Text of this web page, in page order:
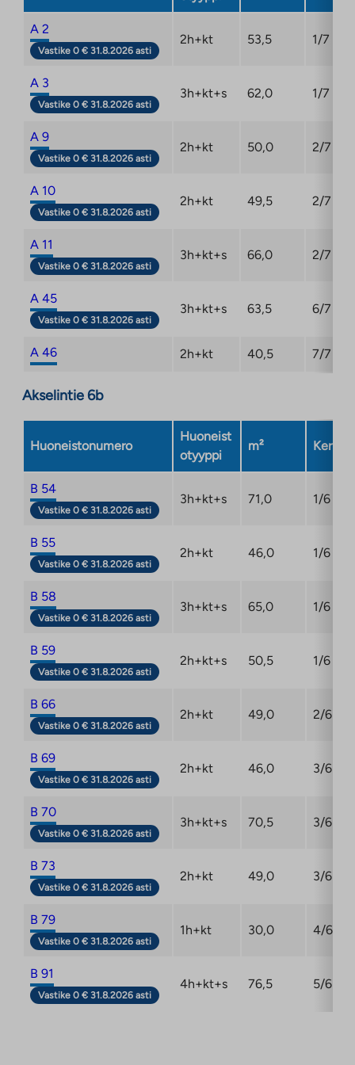
A 2
Vastike 0 € 31.8.2026 asti
2h+kt 53,5 1/7
A 3
Vastike 0 € 31.8.2026 asti
3h+kt+s 62,0 1/7
A 9
Vastike 0 € 31.8.2026 asti
2h+kt 50,0 2/7
A 10
Vastike 0 € 31.8.2026 asti
2h+kt 49,5 2/7
A 11
Vastike 0 € 31.8.2026 asti
3h+kt+s 66,0 2/7
A 45
Vastike 0 € 31.8.2026 asti
3h+kt+s 63,5 6/7
A 46 2h+kt 40,5 7/7
Akselintie 6b
Huoneistonumero
Huoneist
otyyppi
m² Kerros
B 54
Vastike 0 € 31.8.2026 asti
3h+kt+s 71,0 1/6
B 55
Vastike 0 € 31.8.2026 asti
2h+kt 46,0 1/6
B 58
Vastike 0 € 31.8.2026 asti
3h+kt+s 65,0 1/6
B 59
Vastike 0 € 31.8.2026 asti
2h+kt+s 50,5 1/6
B 66
Vastike 0 € 31.8.2026 asti
2h+kt 49,0 2/6
B 69
Vastike 0 € 31.8.2026 asti
2h+kt 46,0 3/6
B 70
Vastike 0 € 31.8.2026 asti
3h+kt+s 70,5 3/6
B 73
Vastike 0 € 31.8.2026 asti
2h+kt 49,0 3/6
B 79
Vastike 0 € 31.8.2026 asti
1h+kt 30,0 4/6
B 91
Vastike 0 € 31.8.2026 asti
4h+kt+s 76,5 5/6